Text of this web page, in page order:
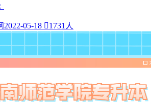
2022-05-18 1731人